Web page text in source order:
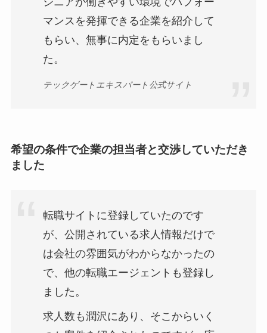
マンスを発揮できる企業を紹介して
もらい、無事に内定をもらいまし
た。
テックゲートエキスパート公式サイト
希望の条件で企業の担当者と交渉していただき
ました
転職サイトに登録していたのです
が、公開されている求人情報だけで
は会社の雰囲気がわからなかったの
で、他の転職エージェントも登録し
ました。
求人数も潤沢にあり、そこからいく